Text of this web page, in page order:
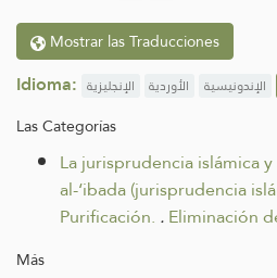
Mostrar las Traducciones
Idioma: الإنجليزية الأوردية الإندونيسية
Las Categorías
La jurisprudencia islámica
al-‘ibada (jurisprudencia
Purificación. .Eliminación
Más